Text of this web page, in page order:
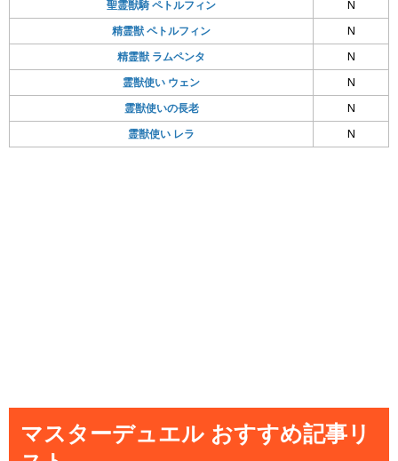
聖霊獣騎 ペトルフィン
N
精霊獣 ペトルフィン
N
精霊獣 ラムペンタ
N
霊獣使い ウェン
N
霊獣使いの長老
N
霊獣使い レラ
N
マスターデュエル おすすめ記事リ